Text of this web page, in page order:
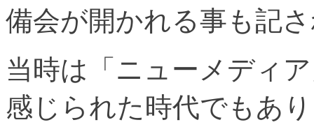
備会が開かれる事も記
当時は「ニューメディ
感じられた時代でもあ